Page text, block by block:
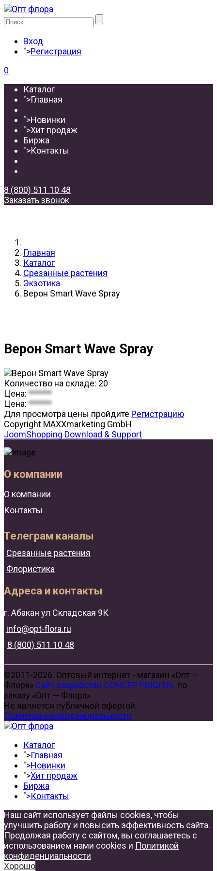
Вход
">Регистрация
0
Каталог
">Главная
">Новинки
">Хит продаж
Биржа
">Контакты
8 (800) 511 10 48
Заказать звонок
Главная
Каталог
Срезанные растения
Экзотика
Верон Smart Wave Spray
Верон Smart Wave Spray
Количество на складе: 20
Цена:******
Цена:******
Для просмотра цены пройдите Регистрацию
Copyright MAXXmarketing GmbH
JoomShopping Download & Support
О компании
О компании
Контакты
Телеграм каналы
Срезанные растения
Флористика
Адреса и контакты
г. Абакан ул Складская 9К
info@opt-flora.ru
8 (800) 511 10 48
©2011-2026. Оптовый интернет - магазин «Опт —
Флора» Сайт разработан CONCEPT-DIGITAL по
заказу «Опт — Флора»
Не является публичной офертой.
Политика конфиденциальности
Каталог
">Главная
">Новинки
">Хит продаж
Биржа
">Контакты
Наш сайт использует файлы cookies, чтобы
улучшить работу и повысить эффективность сайта.
Продолжая работу с сайтом, вы соглашаетесь с
использованием нами cookies и Политикой
конфиденциальности
Хорошо